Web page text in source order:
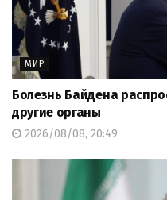
МИР
Болезнь Байдена
другие органы
2026/08/08, 20:49